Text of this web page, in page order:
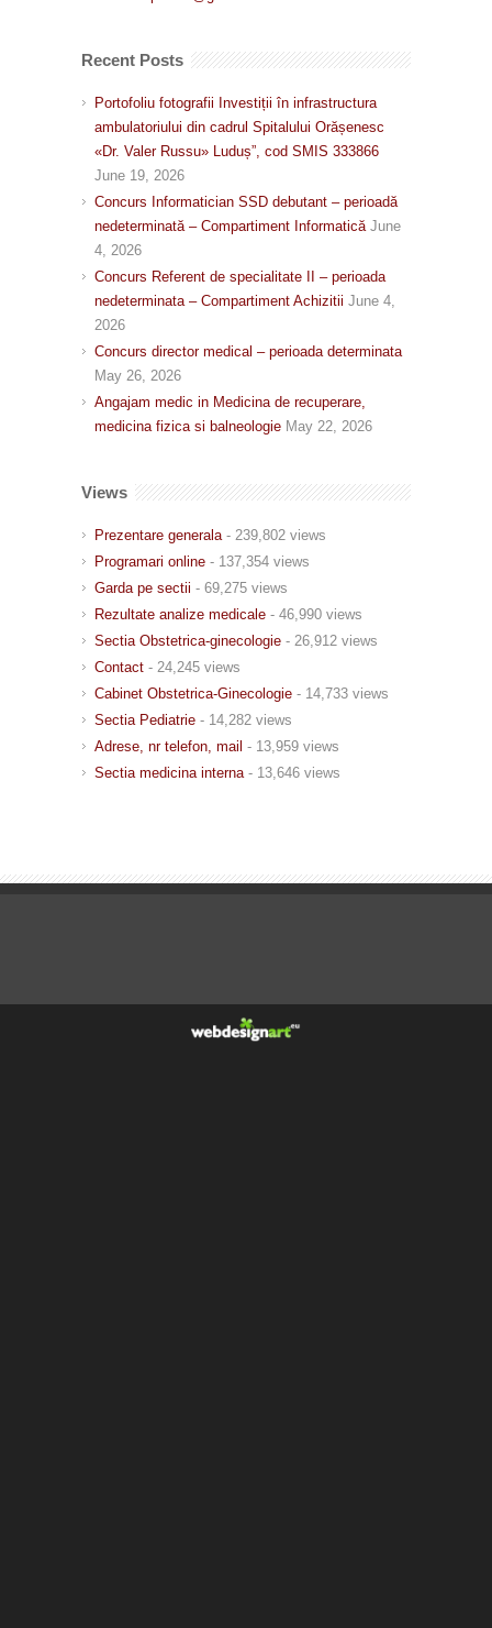
Recent Posts
Portofoliu fotografii Investiții în infrastructura
ambulatoriului din cadrul Spitalului Orășenesc
«Dr. Valer Russu» Luduș”, cod SMIS 333866
June 19, 2026
Concurs Informatician SSD debutant – perioadă
nedeterminată – Compartiment Informatică June
4, 2026
Concurs Referent de specialitate II – perioada
nedeterminata – Compartiment Achizitii June 4,
2026
Concurs director medical – perioada determinata
May 26, 2026
Angajam medic in Medicina de recuperare,
medicina fizica si balneologie May 22, 2026
Views
Prezentare generala - 239,802 views
Programari online - 137,354 views
Garda pe sectii - 69,275 views
Rezultate analize medicale - 46,990 views
Sectia Obstetrica-ginecologie - 26,912 views
Contact - 24,245 views
Cabinet Obstetrica-Ginecologie - 14,733 views
Sectia Pediatrie - 14,282 views
Adrese, nr telefon, mail - 13,959 views
Sectia medicina interna - 13,646 views